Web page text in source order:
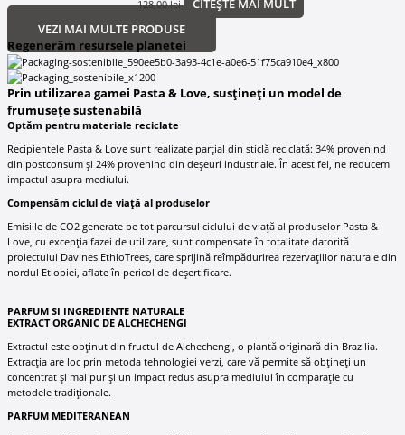
128,00lei
CITEȘTE MAI MULT
VEZI MAI MULTE PRODUSE
Regenerăm resursele planetei
Prin utilizarea gamei Pasta & Love, susțineți un model de
frumusețe sustenabilă
Optăm pentru materiale reciclate
Recipientele Pasta & Love sunt realizate parțial din sticlă reciclată: 34% provenind
din postconsum și 24% provenind din deșeuri industriale. În acest fel, ne reducem
impactul asupra mediului.
Compensăm ciclul de viață al produselor
Emisiile de CO2 generate pe tot parcursul ciclului de viață al produselor Pasta &
Love, cu excepția fazei de utilizare, sunt compensate în totalitate datorită
proiectului Davines EthioTrees, care sprijină reîmpădurirea rezervațiilor naturale din
nordul Etiopiei, aflate în pericol de deșertificare.
PARFUM SI INGREDIENTE NATURALE
EXTRACT ORGANIC DE ALCHECHENGI
Extractul este obținut din fructul de Alchechengi, o plantă originară din Brazilia.
Extracția are loc prin metoda tehnologiei verzi, care vă permite să obțineți un
concentrat și mai pur și un impact redus asupra mediului în comparație cu
metodele tradiționale.
PARFUM MEDITERANEAN